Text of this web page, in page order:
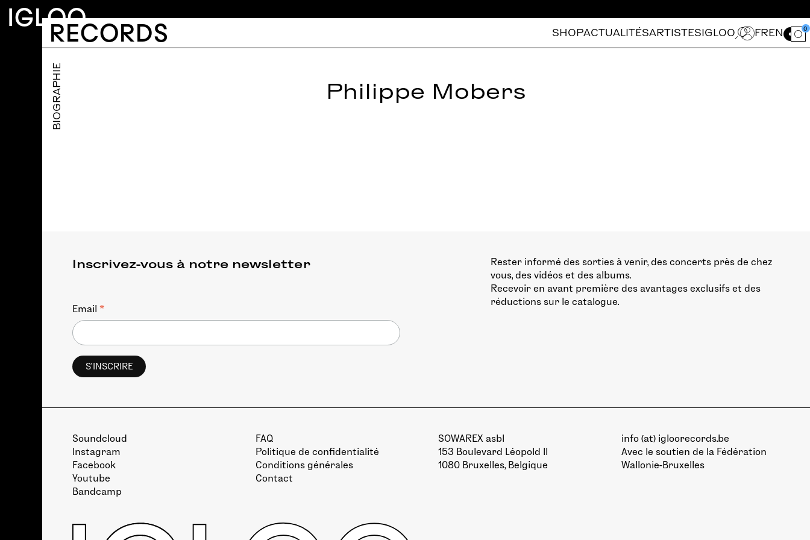
Aller au contenu principal
IGLOO
SHOPACTUALITÉSARTISTES IGLOO
IGLOO RECORDS RECORDS Ouvrir le
FR EN 0
Philippe Mobers
BIOGRAPHIE
Rester informé des sorties à venir, des concerts près de chez
vous, des vidéos et des albums.
Recevoir en avant première des avantages exclusifs et des
réductions sur le catalogue.
Inscrivez-vous à notre newsletter
Email *
Soundcloud
Instagram
Facebook
Youtube
Bandcamp
FAQ
Politique de confidentialité
Conditions générales
Contact
SOWAREX asbl
153 Boulevard Léopold II
1080 Bruxelles, Belgique
info (at) igloorecords.be
Avec le soutien de la Fédération
Wallonie-Bruxelles